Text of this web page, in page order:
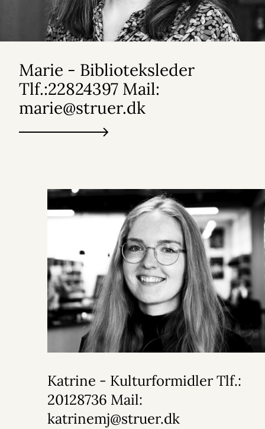
Marie - Biblioteksleder
Tlf.:22824397 Mail:
marie@struer.dk
Katrine - Kulturformidler Tlf.:
20128736 Mail:
katrinemj@struer.dk